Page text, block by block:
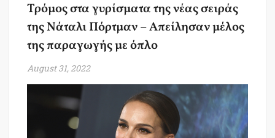
Τρόμος στα γυρίσματα της νέας σειράς
της Νάταλι Πόρτμαν – Απείλησαν μέλος
της παραγωγής με όπλο
August 31, 2022